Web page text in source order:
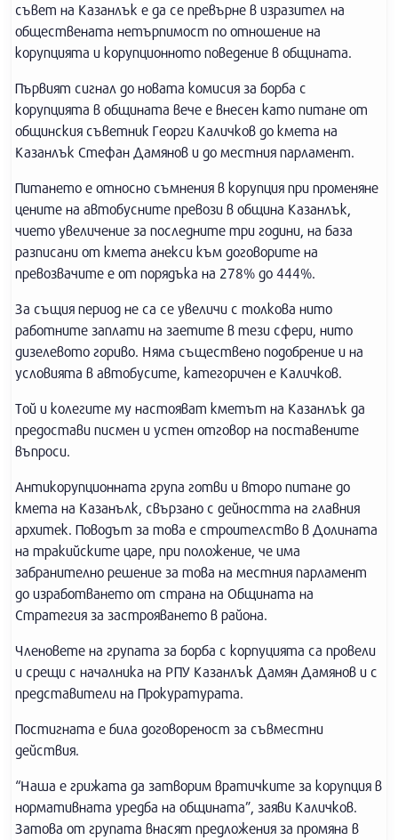
съвет на Казанлък е да се превърне в изразител на
обществената нетърпимост по отношение на
корупцията и корупционното поведение в общината.
Първият сигнал до новата комисия за борба с
корупцията в общината вече е внесен като питане от
общинския съветник Георги Каличков до кмета на
Казанлък Стефан Дамянов и до местния парламент.
Питането е относно съмнения в корупция при променяне
цените на автобусните превози в община Казанлък,
чието увеличение за последните три години, на база
разписани от кмета анекси към договорите на
превозвачите е от порядъка на 278% до 444%.
За същия период не са се увеличи с толкова нито
работните заплати на заетите в тези сфери, нито
дизелевото гориво. Няма съществено подобрение и на
условията в автобусите, категоричен е Каличков.
Той и колегите му настояват кметът на Казанлък да
предостави писмен и устен отговор на поставените
въпроси.
Антикорупционната група готви и второ питане до
кмета на Казанълк, свързано с дейността на главния
архитек. Поводът за това е строителство в Долината
на тракийските царе, при положение, че има
забранително решение за това на местния парламент
до изработването от страна на Общината на
Стратегия за застрояването в района.
Членовете на групата за борба с корпуцията са провели
и срещи с началника на РПУ Казанлък Дамян Дамянов и с
представители на Прокуратурата.
Постигната е била договореност за съвместни
действия.
“Наша е грижата да затворим вратичките за корупция в
нормативната уредба на общината”, заяви Каличков.
Затова от групата внасят предложения за промяна в